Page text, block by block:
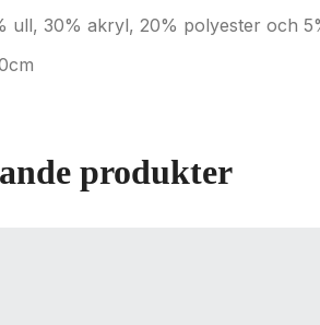
ull, 30% akryl, 20% polyester och
produkter